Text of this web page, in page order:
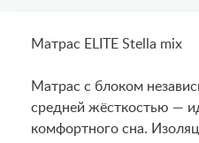
Матрас ELITE Stella mix
Матрас с блоком
средней жёсткостью —
комфортного сна.